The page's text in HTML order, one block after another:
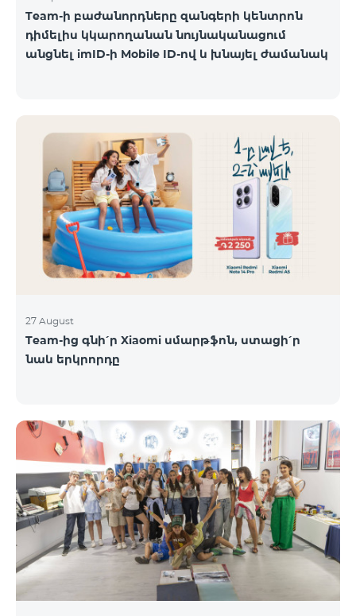
Team-ի բաժանորդները զանգերի կենտրոն
դիմելիս կկարողանան նույնականացում
անցնել imID-ի Mobile ID-ով և խնայել ժամանակ
27 August
Team-ից գնի՛ր Xiaomi սմարթֆոն, ստացի՛ր
նաև երկրորդը